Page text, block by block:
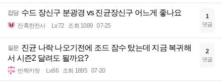
잡담 수드 장신구 분광경 vs 진균장신구 어느게 좋나요
잔혹한천사 Lv.72 조회 1089 07-25
1
댓글
질문 진균 나락 나오기전에 조드 잠수 탔는데 지금 복귀해
서 시즌2 달려도 될까요?
반짝키랏 Lv.66 조회 1895 07-20
2
댓글